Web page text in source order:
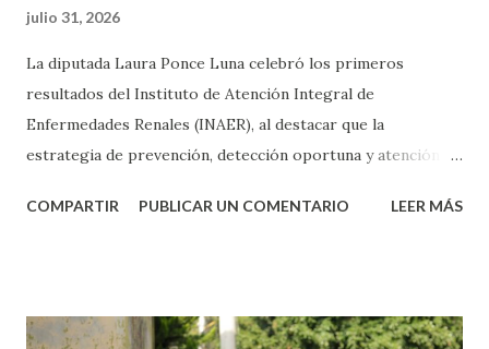
julio 31, 2026
La diputada Laura Ponce Luna celebró los primeros
resultados del Instituto de Atención Integral de
Enfermedades Renales (INAER), al destacar que la
estrategia de prevención, detección oportuna y atención
casos de enfermedad renal en Aguascalientes, consolidando
médica especializada genera beneficios reales para las
COMPARTIR PUBLICAR UN COMENTARIO LEER MÁS